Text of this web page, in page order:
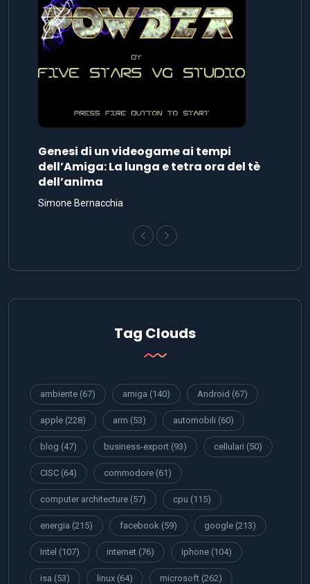
Genesi di un videogame ai tempi
dell’Amiga: La lunga e tetra ora del tè
dell’anima
Simone Bernacchia
Tag Clouds
ambiente (67) amiga (140) Android (67)
apple (228) arm (53) automobili (60)
blog (47) business-export (93) cellulari (50)
CISC (64) commodore (61)
computer architecture (57) cpu (115)
energia (215) facebook (59) google (213)
Intel (107) internet (76) iphone (104)
isa (53) linux (64) microsoft (262)